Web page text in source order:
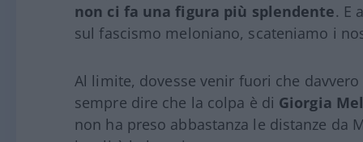
non ci fa una figura più splendente. E
sul fascismo meloniano, scateniamo i
Al limite, dovesse venir fuori che davvero
sempre dire che la colpa è di Giorgia
non ha preso abbastanza le distanze da